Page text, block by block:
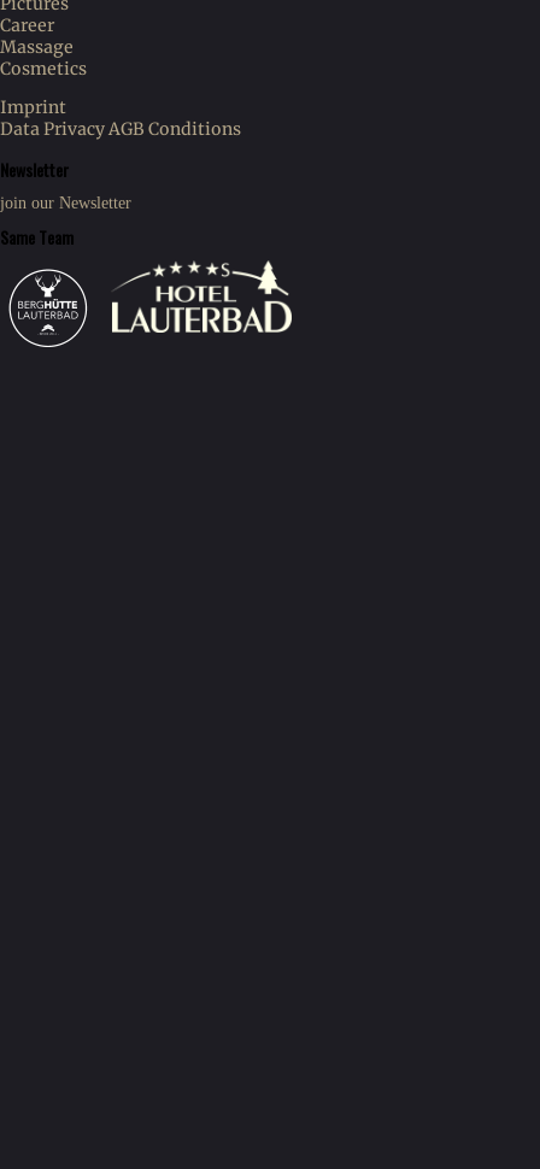
Career
Massage
Cosmetics
Imprint
Data PrivacyAGB Conditions
Newsletter
join our Newsletter
Same Team